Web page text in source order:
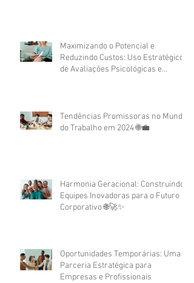
Maximizando o Potencial e
Reduzindo Custos: Uso Estratégico
de Avaliações Psicológicas e
Tendências Promissoras no Mundo
do Trabalho em 2024 🌐💼
Harmonia Geracional: Construindo
Equipes Inovadoras para o Futuro
Corporativo 🌐🚀✨
Oportunidades Temporárias: Uma
Parceria Estratégica para
Empresas e Profissionais